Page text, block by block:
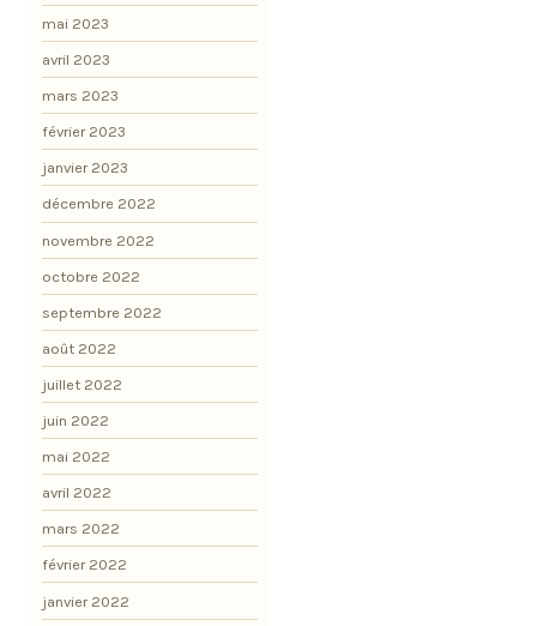
mai 2023
avril 2023
mars 2023
février 2023
janvier 2023
décembre 2022
novembre 2022
octobre 2022
septembre 2022
août 2022
juillet 2022
juin 2022
mai 2022
avril 2022
mars 2022
février 2022
janvier 2022